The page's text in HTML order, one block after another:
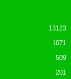
13123
1071
509
201